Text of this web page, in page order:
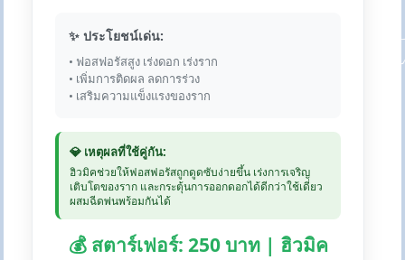
✨ ประโยชน์เด่น:
• ฟอสฟอรัสสูง เร่งดอก เร่งราก
• เพิ่มการติดผล ลดการร่วง
• เสริมความแข็งแรงของราก
💎 เหตุผลที่ใช้คู่กัน:
ฮิวมิคช่วยให้ฟอสฟอรัสถูกดูดซับง่ายขึ้น เร่งการเจริญ
เติบโตของราก และกระตุ้นการออกดอกได้ดีกว่าใช้เดี่ยว
ผสมฉีดพ่นพร้อมกันได้
💰 สตาร์เฟอร์: 250 บาท | ฮิวมิค